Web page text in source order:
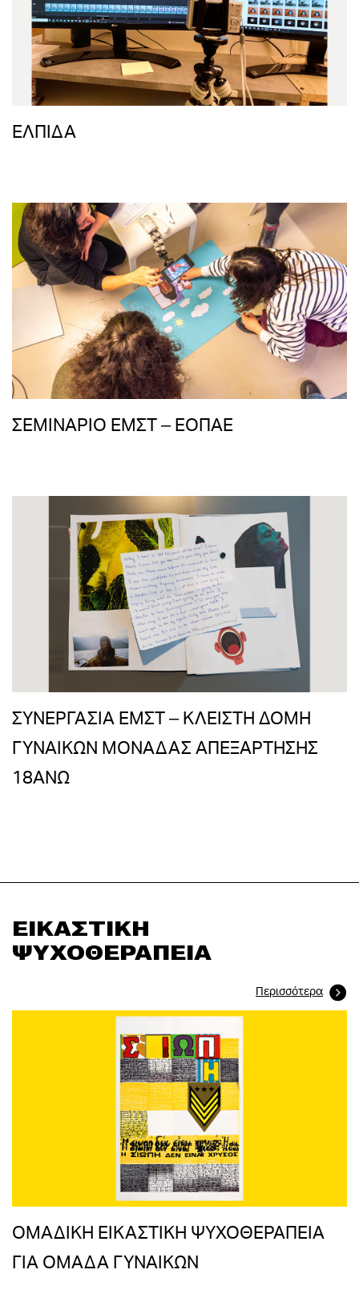
ΕΛΠΙΔΑ
ΣΕΜΙΝΑΡΙΟ ΕΜΣΤ – ΕΟΠΑΕ
ΣΥΝΕΡΓΑΣΙΑ ΕΜΣΤ – ΚΛΕΙΣΤΗ ΔΟΜΗ
ΓΥΝΑΙΚΩΝ ΜΟΝΑΔΑΣ ΑΠΕΞΑΡΤΗΣΗΣ
18ΑΝΩ
ΕΙΚΑΣΤΙΚΗ
ΨΥΧΟΘΕΡΑΠΕΙΑ
Περισσότερα
OΜΑΔΙΚΗ ΕΙΚΑΣΤΙΚΗ ΨΥΧΟΘΕΡΑΠΕΙΑ
ΓΙΑ ΟΜΑΔΑ ΓΥΝΑΙΚΩΝ